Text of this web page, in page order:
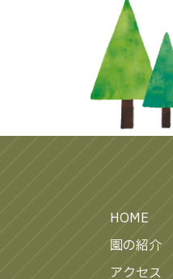
HOME
園の紹介
アクセス